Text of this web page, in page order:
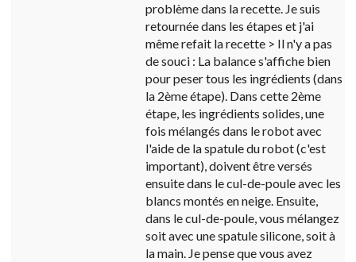
problème dans la recette. Je suis
retournée dans les étapes et j'ai
même refait la recette > Il n'y a pas
de souci : La balance s'affiche bien
pour peser tous les ingrédients (dans
la 2ème étape). Dans cette 2ème
étape, les ingrédients solides, une
fois mélangés dans le robot avec
l'aide de la spatule du robot (c'est
important), doivent être versés
ensuite dans le cul-de-poule avec les
blancs montés en neige. Ensuite,
dans le cul-de-poule, vous mélangez
soit avec une spatule silicone, soit à
la main. Je pense que vous avez